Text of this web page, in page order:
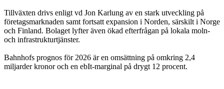
Tillväxten drivs enligt vd Jon Karlung av en stark utveckling på
företagsmarknaden samt fortsatt expansion i Norden, särskilt i Norge
och Finland. Bolaget lyfter även ökad efterfrågan på lokala moln-
och infrastrukturtjänster.
Bahnhofs prognos för 2026 är en omsättning på omkring 2,4
miljarder kronor och en ebIt-marginal på drygt 12 procent.